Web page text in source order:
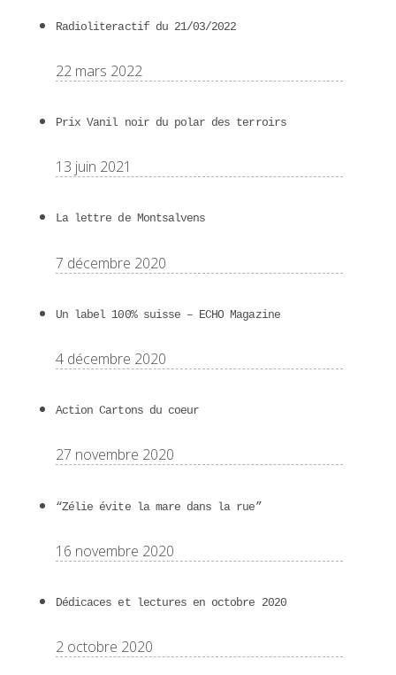
Radioliteractif du 21/03/2022
22 mars 2022
Prix Vanil noir du polar des terroirs
13 juin 2021
La lettre de Montsalvens
7 décembre 2020
Un label 100% suisse – ECHO Magazine
4 décembre 2020
Action Cartons du coeur
27 novembre 2020
“Zélie évite la mare dans la rue”
16 novembre 2020
Dédicaces et lectures en octobre 2020
2 octobre 2020